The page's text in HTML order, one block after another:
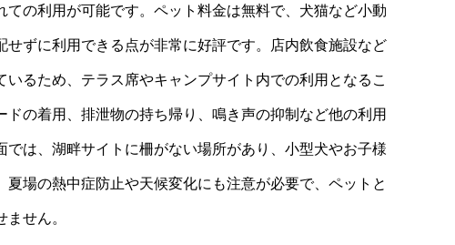
の利用が可能です。ペット料金は無料で、犬猫など小動
ずに利用できる点が非常に好評です。店内飲食施設など
るため、テラス席やキャンプサイト内での利用となるこ
の着用、排泄物の持ち帰り、鳴き声の抑制など他の利用
は、湖畔サイトに柵がない場所があり、小型犬やお子様
場の熱中症防止や天候変化にも注意が必要で、ペットと
せん。